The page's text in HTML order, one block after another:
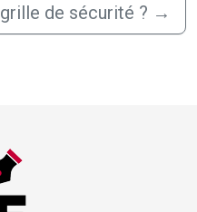
grille de sécurité ? →